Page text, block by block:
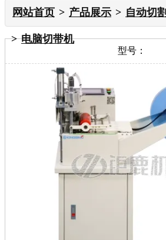
网站首页 产品展示 自动切
电脑切带机
型号：